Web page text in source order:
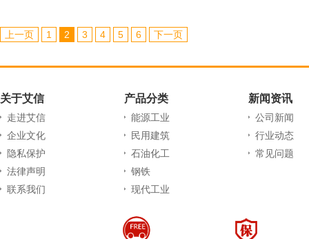
上一页 1 2 3 4 5 6 下一页
关于艾信
走进艾信
企业文化
隐私保护
法律声明
联系我们
产品分类
能源工业
民用建筑
石油化工
钢铁
现代工业
新闻资讯
公司新闻
行业动态
常见问题